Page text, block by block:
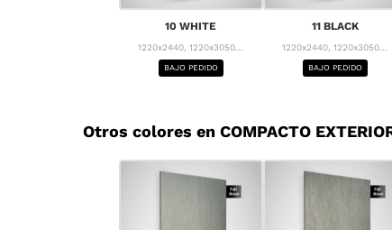
10 WHITE
1220x2440, 1220x3050...
BAJO PEDIDO
11 BLACK
1220x2440, 1220x3050...
BAJO PEDIDO
Otros colores en COMPACTO